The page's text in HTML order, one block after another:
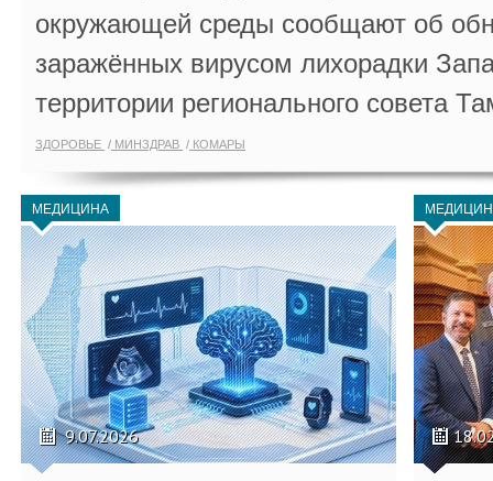
окружающей среды сообщают об
заражённых вирусом лихорадки
территории регионального совета
ЗДОРОВЬЕ МИНЗДРАВ КОМАРЫ
МЕДИЦИНА
9.07.2026